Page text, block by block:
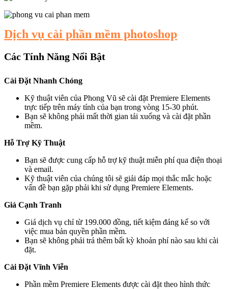
Dịch vụ cài phần mềm photoshop
Các Tính Năng Nổi Bật
Cài Đặt Nhanh Chóng
Kỹ thuật viên của Phong Vũ sẽ cài đặt Premiere Elements
trực tiếp trên máy tính của bạn trong vòng 15-30 phút.
Bạn sẽ không phải mất thời gian tải xuống và cài đặt phần
mềm.
Hỗ Trợ Kỹ Thuật
Bạn sẽ được cung cấp hỗ trợ kỹ thuật miễn phí qua điện thoại
và email.
Kỹ thuật viên của chúng tôi sẽ giải đáp mọi thắc mắc hoặc
vấn đề bạn gặp phải khi sử dụng Premiere Elements.
Giá Cạnh Tranh
Giá dịch vụ chỉ từ 199.000 đồng, tiết kiệm đáng kể so với
việc mua bản quyền phần mềm.
Bạn sẽ không phải trả thêm bất kỳ khoản phí nào sau khi cài
đặt.
Cài Đặt Vĩnh Viễn
Phần mềm Premiere Elements được cài đặt theo hình thức